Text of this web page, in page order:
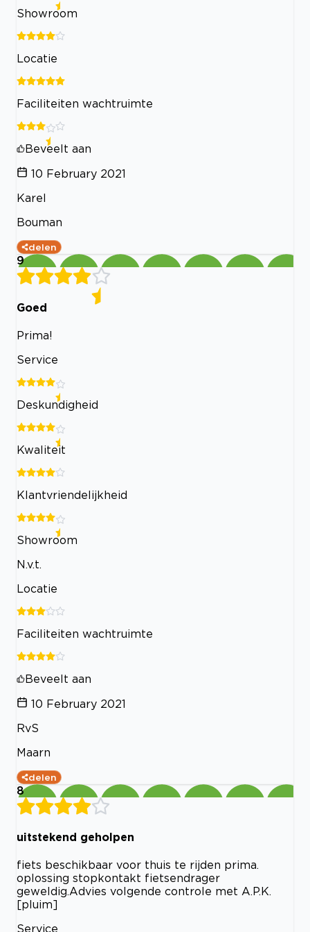
Showroom
Locatie
Faciliteiten wachtruimte
Beveelt aan
10 February 2021
Karel
Bouman
delen
9
Goed
Prima!
Service
Deskundigheid
Kwaliteit
Klantvriendelijkheid
Showroom
N.v.t.
Locatie
Faciliteiten wachtruimte
Beveelt aan
10 February 2021
RvS
Maarn
delen
8
uitstekend geholpen
fiets beschikbaar voor thuis te rijden prima.
oplossing stopkontakt fietsendrager
geweldig.Advies volgende controle met A.P.K.
[pluim]
Service